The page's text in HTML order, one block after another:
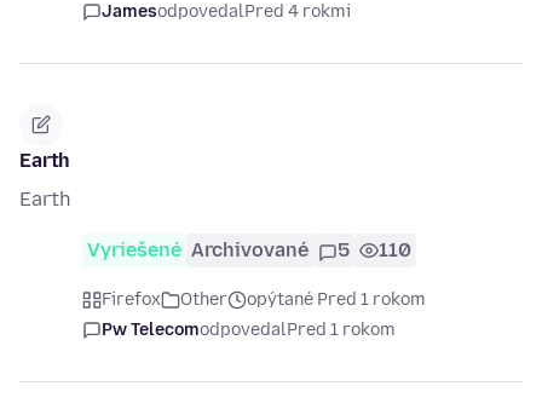
JamesodpovedalPred 4 rokmi
Earth
Earth
Vyriešené Archivované 5 110
Firefox Other
opýtané Pred 1 rokom
Pw TelecomodpovedalPred 1 rokom